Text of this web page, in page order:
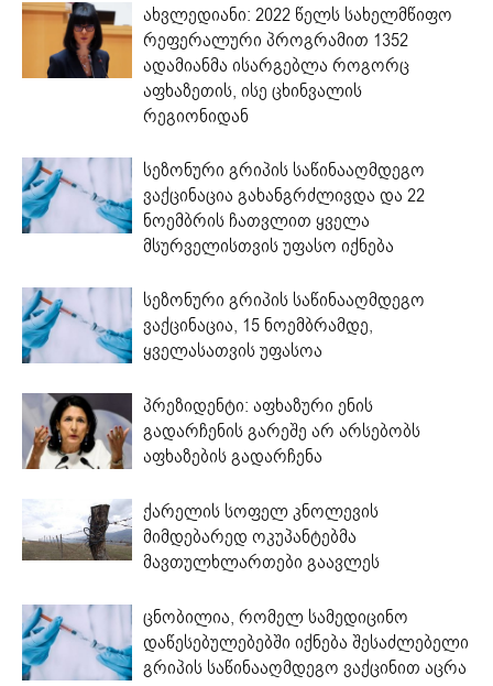
ახვლედიანი: 2022 წელს სახელმწიფო
რეფერალური პროგრამით 1352
ადამიანმა ისარგებლა როგორც
აფხაზეთის, ისე ცხინვალის
რეგიონიდან
სეზონური გრიპის საწინააღმდეგო
ვაქცინაცია გახანგრძლივდა და 22
ნოემბრის ჩათვლით ყველა
მსურველისთვის უფასო იქნება
სეზონური გრიპის საწინააღმდეგო
ვაქცინაცია, 15 ნოემბრამდე,
ყველასათვის უფასოა
პრეზიდენტი: აფხაზური ენის
გადარჩენის გარეშე არ არსებობს
აფხაზების გადარჩენა
ქარელის სოფელ კნოლევის
მიმდებარედ ოკუპანტებმა
მავთულხლართები გაავლეს
ცნობილია, რომელ სამედიცინო
დაწესებულებებში იქნება შესაძლებელი
გრიპის საწინააღმდეგო ვაქცინით აცრა